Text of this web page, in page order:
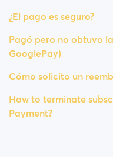
¿El pago es seguro?
Pagó pero no obtuvo
GooglePay)
Cómo solicito un
How to terminate
Payment?